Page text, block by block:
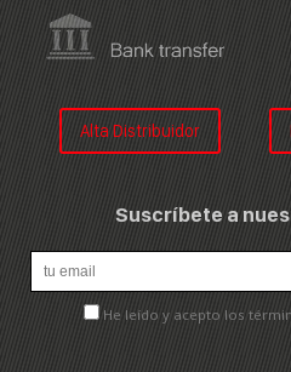
Alta Distribuidor
Suscríbete a
He leído y acepto los